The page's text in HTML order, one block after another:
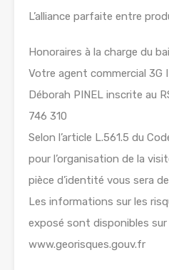
L’alliance parfaite entre
Honoraires à la charge du
Votre agent commercial 3G
Déborah PINEL inscrite au
746 310
Selon l’article L.561.5 du
pour l’organisation de la
pièce d’identité vous sera
Les informations sur les
exposé sont disponibles sur
www.georisques.gouv.fr